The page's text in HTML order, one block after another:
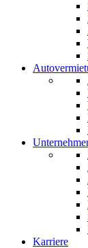
Karriere